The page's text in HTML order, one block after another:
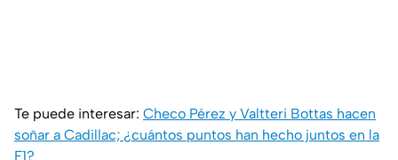
Te puede interesar: Checo Pérez y Valtteri Bottas hacen
soñar a Cadillac; ¿cuántos puntos han hecho juntos en la
F1?